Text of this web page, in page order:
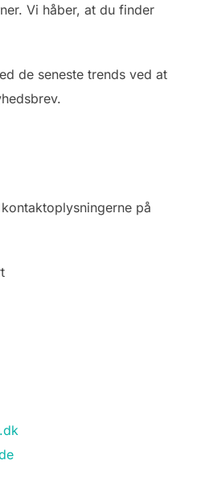
Vi håber, at du finder
de seneste trends ved at
på